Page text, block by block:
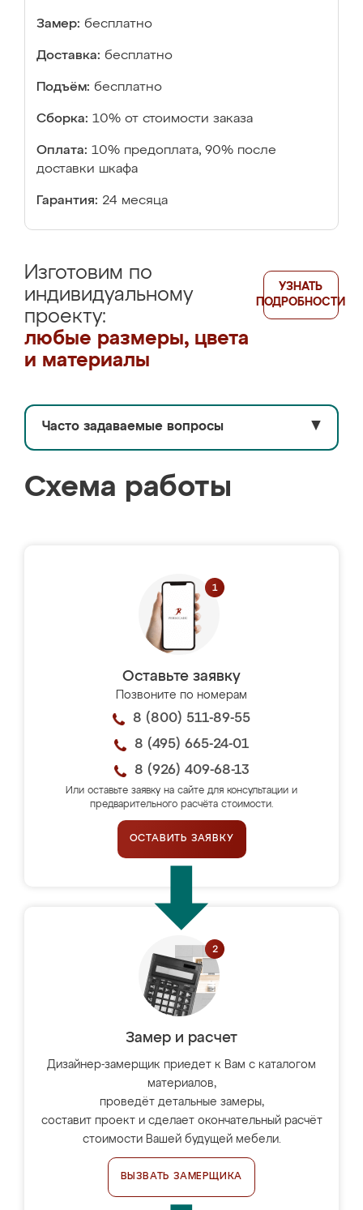
Замер: бесплатно
Доставка: бесплатно
Подъём: бесплатно
Сборка: 10% от стоимости заказа
Оплата: 10% предоплата, 90% после
доставки шкафа
Гарантия: 24 месяца
Изготовим по
индивидуальному
проекту:
любые размеры, цвета
и материалы
УЗНАТЬ
ПОДРОБНОСТИ
Часто задаваемые вопросы ▼
Схема работы
Оставьте заявку
Позвоните по номерам
8 (800) 511-89-55
8 (495) 665-24-01
8 (926) 409-68-13
Или оставьте заявку на сайте для консультации и
предварительного расчёта стоимости.
ОСТАВИТЬ ЗАЯВКУ
Замер и расчет
Дизайнер-замерщик приедет к Вам с каталогом
материалов,
проведёт детальные замеры,
составит проект и сделает окончательный расчёт
стоимости Вашей будущей мебели.
ВЫЗВАТЬ ЗАМЕРЩИКА